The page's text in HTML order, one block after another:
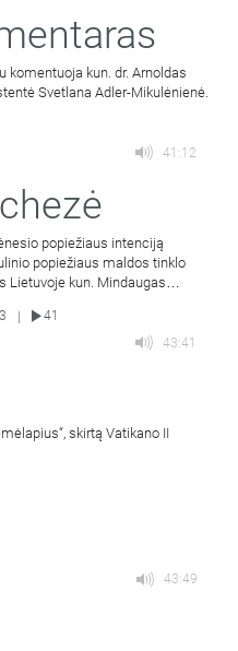
komentuoja kun. dr. Arnoldas
Svetlana Adler-Mikulėnienė.
41:12
popiežiaus intenciją
popiežiaus maldos tinklo
Lietuvoje kun. Mindaugas
|
41
43:41
skirtą Vatikano II
43:49